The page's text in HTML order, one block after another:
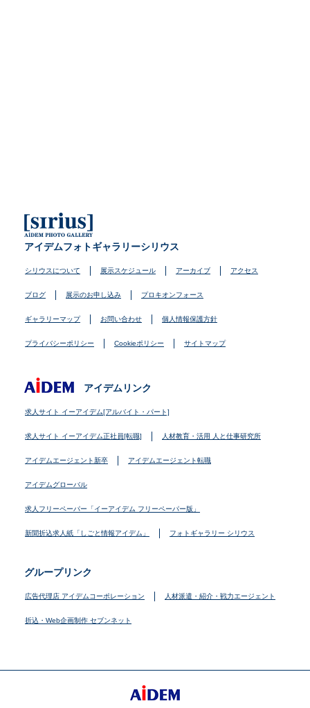
アイデムフォトギャラリーシリウス
シリウスについて 展示スケジュール アーカイブ アクセス
ブログ 展示のお申し込み プロキオンフォース
ギャラリーマップ お問い合わせ 個人情報保護方針
プライバシーポリシー Cookieポリシー サイトマップ
アイデムリンク
求人サイト イーアイデム[アルバイト・パート]
求人サイト イーアイデム正社員[転職] 人材教育・活用 人と仕事研究所
アイデムエージェント新卒 アイデムエージェント転職
アイデムグローバル
求人フリーペーパー「イーアイデム フリーペーパー版」
新聞折込求人紙「しごと情報アイデム」 フォトギャラリー シリウス
グループリンク
広告代理店 アイデムコーポレーション 人材派遣・紹介・戦力エージェント
折込・Web企画制作 セブンネット